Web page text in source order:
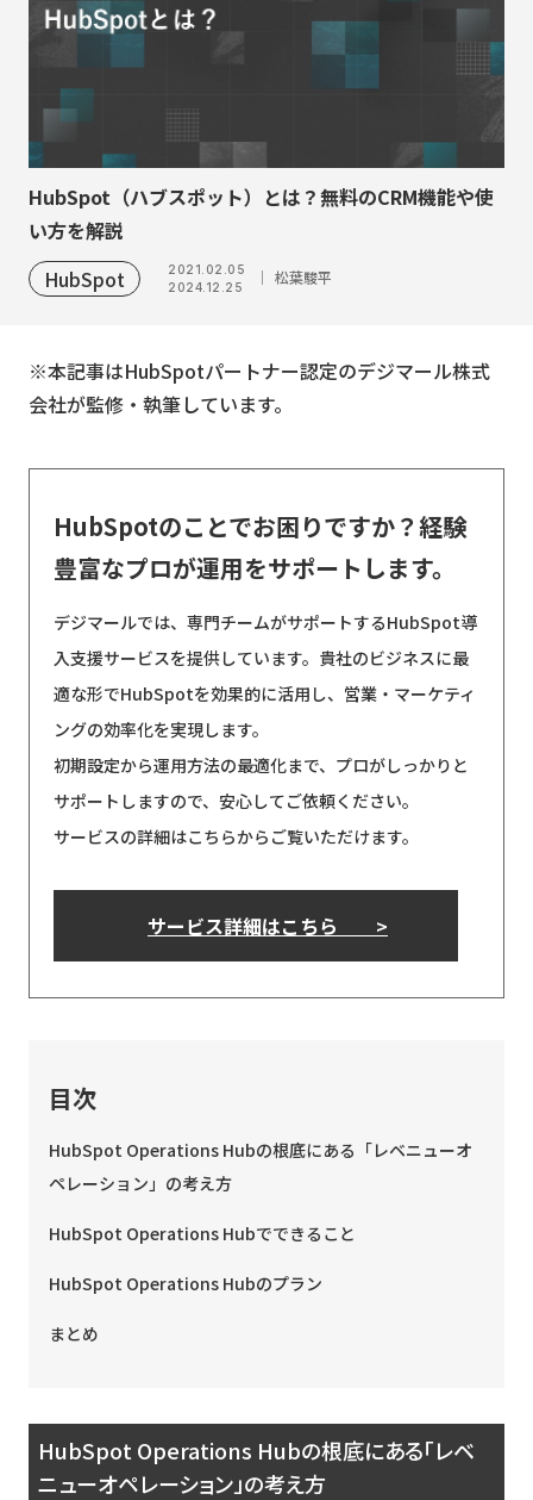
HubSpot（ハブスポット）とは？無料のCRM機能や使
い方を解説
HubSpot
2021.02.05
2024.12.25
松葉駿平
※本記事はHubSpotパートナー認定のデジマール株式
会社が監修・執筆しています。
HubSpotのことでお困りですか？経験
豊富なプロが運用をサポートします。
デジマールでは、専門チームがサポートするHubSpot導
入支援サービスを提供しています。貴社のビジネスに最
適な形でHubSpotを効果的に活用し、営業・マーケティ
ングの効率化を実現します。
初期設定から運用方法の最適化まで、プロがしっかりと
サポートしますので、安心してご依頼ください。
サービスの詳細はこちらからご覧いただけます。
サービス詳細はこちら >
目次
HubSpot Operations Hubの根底にある「レベニューオ
ペレーション」の考え方
HubSpot Operations Hubでできること
HubSpot Operations Hubのプラン
まとめ
HubSpot Operations Hubの根底にある「レベ
ニューオペレーション」の考え方